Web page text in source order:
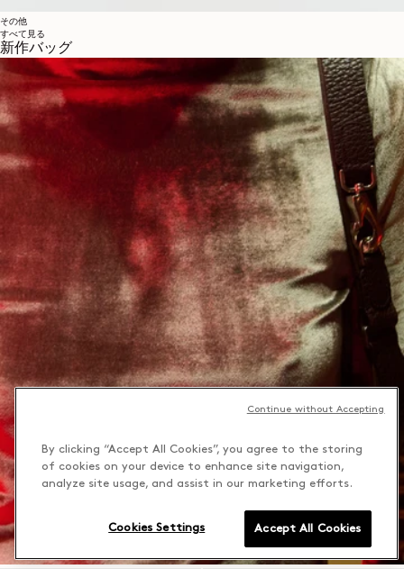
その他
すべて見る
新作バッグ
By clicking “Accept All Cookies”, you agree to the storing
of cookies on your device to enhance site navigation,
analyze site usage, and assist in our marketing efforts.
Accept All Cookies
Cookies Settings
Continue without Accepting